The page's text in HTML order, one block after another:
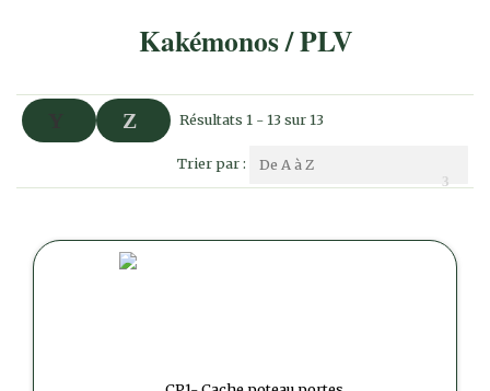
Kakémonos / PLV
Résultats 1 - 13 sur 13
Trier par : De A à Z